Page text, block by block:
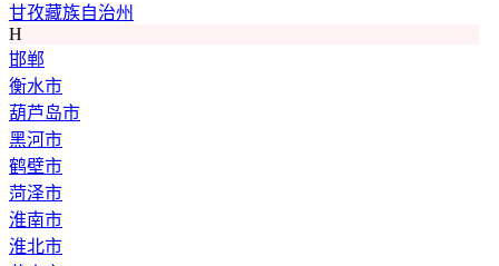
甘孜藏族自治州
H
邯郸
衡水市
葫芦岛市
黑河市
鹤壁市
菏泽市
淮南市
淮北市